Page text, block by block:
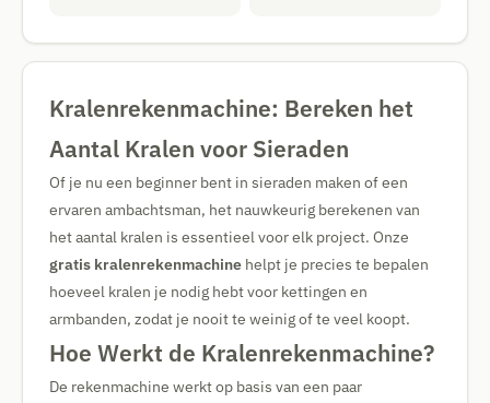
Kralenrekenmachine: Bereken het
Aantal Kralen voor Sieraden
Of je nu een beginner bent in sieraden maken of een
ervaren ambachtsman, het nauwkeurig berekenen van
het aantal kralen is essentieel voor elk project. Onze
gratis kralenrekenmachine helpt je precies te bepalen
hoeveel kralen je nodig hebt voor kettingen en
armbanden, zodat je nooit te weinig of te veel koopt.
Hoe Werkt de Kralenrekenmachine?
De rekenmachine werkt op basis van een paar